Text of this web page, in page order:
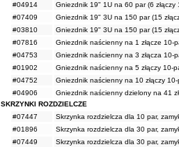
#04914
Gniezdnik 19" 1U na 60 par (6 złączy
#07409
Gniezdnik 19" 3U na 150 par (15
#03810
Gniezdnik 19" 3U na 150 par (15
#07816
Gniezdnik naścienny na 1 złącze 10-
#04753
Gniezdnik naścienny na 3 złącza 10-
#01902
Gniezdnik naścienny na 5 złączy 10-
#04752
Gniezdnik naścienny na 10 złączy 10-
#04906
Gniezdnik naścienny dzielony na 41
SKRZYNKI ROZDZIELCZE
#07447
Skrzynka rozdzielcza dla 10 par,
#01896
Skrzynka rozdzielcza dla 30 par,
#07449
Skrzynka rozdzielcza dla 30 par,